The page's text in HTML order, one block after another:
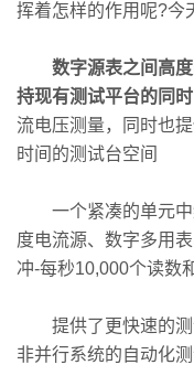
挥着怎样的作用呢?今
数字源表之间高
持现有测试平台的同
流电压测量，同时也
时间的测试台空间
一个紧凑的单元中
度电流源、数字多用
冲-每秒10,000个读数
提供了更快速的测
非并行系统的自动化